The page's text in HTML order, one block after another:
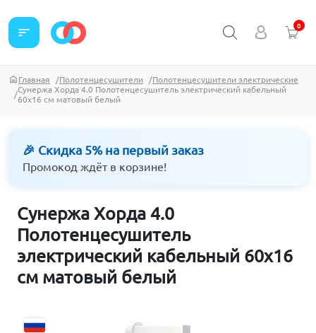
sort 0
Главная Полотенцесушители
Полотенцесушители электрические
Сунержа Хорда 4.0 Полотенцесушитель электрический кабельный
60х16 см матовый белый
🎉 Скидка 5% на первый заказ
Промокод ждёт в корзине!
Сунержа Хорда 4.0
Полотенцесушитель
электрический кабельный 60х16
см матовый белый